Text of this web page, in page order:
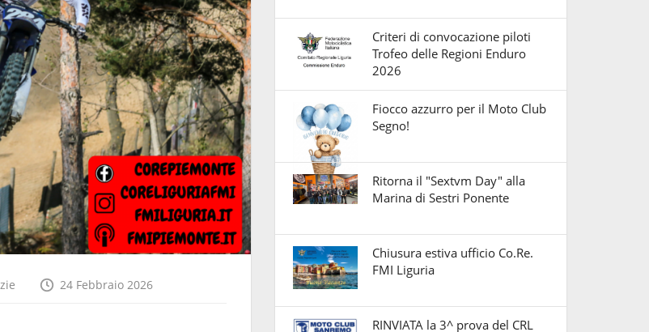
24 Febbraio 2026
Criteri di convocazione piloti
Trofeo delle Regioni Enduro
2026
Fiocco azzurro per il Moto Club
Segno!
Ritorna il "Sextvm Day" alla
Marina di Sestri Ponente
Chiusura estiva ufficio Co.Re.
FMI Liguria
RINVIATA la 3^ prova del CRL